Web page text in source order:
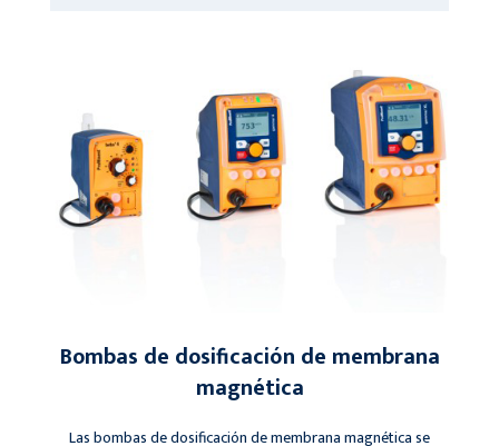
Bombas de dosificación de membrana
magnética
Las bombas de dosificación de membrana magnética se